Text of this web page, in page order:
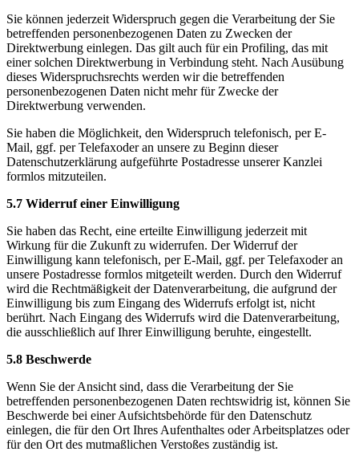
Sie können jederzeit Widerspruch gegen die Verarbeitung der Sie
betreffenden personenbezogenen Daten zu Zwecken der
Direktwerbung einlegen. Das gilt auch für ein Profiling, das mit
einer solchen Direktwerbung in Verbindung steht. Nach Ausübung
dieses Widerspruchsrechts werden wir die betreffenden
personenbezogenen Daten nicht mehr für Zwecke der
Direktwerbung verwenden.
Sie haben die Möglichkeit, den Widerspruch telefonisch, per E-
Mail, ggf. per Telefaxoder an unsere zu Beginn dieser
Datenschutzerklärung aufgeführte Postadresse unserer Kanzlei
formlos mitzuteilen.
5.7 Widerruf einer Einwilligung
Sie haben das Recht, eine erteilte Einwilligung jederzeit mit
Wirkung für die Zukunft zu widerrufen. Der Widerruf der
Einwilligung kann telefonisch, per E-Mail, ggf. per Telefaxoder an
unsere Postadresse formlos mitgeteilt werden. Durch den Widerruf
wird die Rechtmäßigkeit der Datenverarbeitung, die aufgrund der
Einwilligung bis zum Eingang des Widerrufs erfolgt ist, nicht
berührt. Nach Eingang des Widerrufs wird die Datenverarbeitung,
die ausschließlich auf Ihrer Einwilligung beruhte, eingestellt.
5.8 Beschwerde
Wenn Sie der Ansicht sind, dass die Verarbeitung der Sie
betreffenden personenbezogenen Daten rechtswidrig ist, können Sie
Beschwerde bei einer Aufsichtsbehörde für den Datenschutz
einlegen, die für den Ort Ihres Aufenthaltes oder Arbeitsplatzes oder
für den Ort des mutmaßlichen Verstoßes zuständig ist.